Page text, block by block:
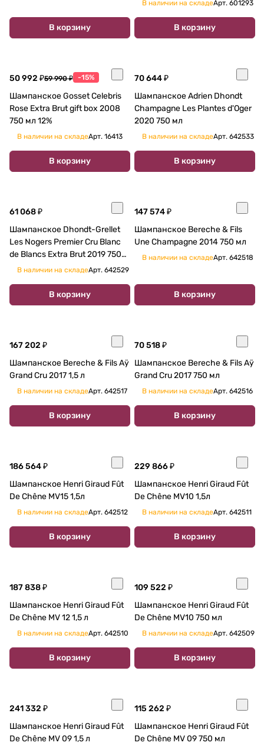
В корзину
В наличии на складеАрт. 601293
В корзину
50 992 ₽59 990 ₽ -15%
Шампанское Gosset Celebris
Rose Extra Brut gift box 2008
750 мл 12%
В наличии на складеАрт. 16413
В корзину
70 644 ₽
Шампанское Adrien Dhondt
Champagne Les Plantes d'Oger
2020 750 мл
В наличии на складеАрт. 642533
В корзину
61 068 ₽
Шампанское Dhondt-Grellet
Les Nogers Premier Cru Blanc
de Blancs Extra Brut 2019 750
млВ наличии на складеАрт. 642529
В корзину
147 574 ₽
Шампанское Bereche & Fils
Une Champagne 2014 750 мл
В наличии на складеАрт. 642518
В корзину
167 202 ₽
Шампанское Bereche & Fils Aÿ
Grand Cru 2017 1,5 л
В наличии на складеАрт. 642517
В корзину
70 518 ₽
Шампанское Bereche & Fils Aÿ
Grand Cru 2017 750 мл
В наличии на складеАрт. 642516
В корзину
186 564 ₽
Шампанское Henri Giraud Fût
De Chêne MV15 1,5л
В наличии на складеАрт. 642512
В корзину
229 866 ₽
Шампанское Henri Giraud Fût
De Chêne MV10 1,5л
В наличии на складеАрт. 642511
В корзину
187 838 ₽
Шампанское Henri Giraud Fût
De Chêne MV 12 1,5 л
В наличии на складеАрт. 642510
В корзину
109 522 ₽
Шампанское Henri Giraud Fût
De Chêne MV10 750 мл
В наличии на складеАрт. 642509
В корзину
241 332 ₽
Шампанское Henri Giraud Fût
De Chêne MV 09 1,5 л
115 262 ₽
Шампанское Henri Giraud Fût
De Chêne MV 09 750 мл